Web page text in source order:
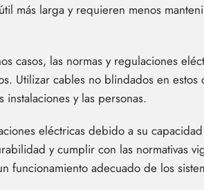
más larga y requieren menos
las normas y regulaciones
Utilizar cables no blindados en estos
y las personas.
eléctricas debido a su
y cumplir con las normativas
funcionamiento adecuado de los